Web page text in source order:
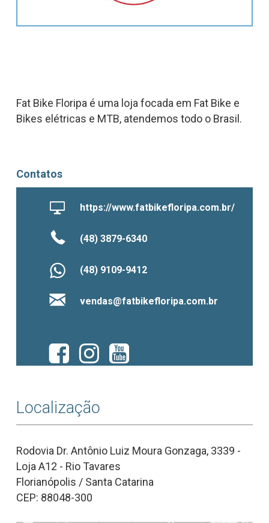
Fat Bike Floripa é uma loja focada em Fat Bike e
Bikes elétricas e MTB, atendemos todo o Brasil.
Contatos
https://www.fatbikefloripa.com.br/
(48) 3879-6340
(48) 9109-9412
vendas@fatbikefloripa.com.br
Localização
Rodovia Dr. Antônio Luiz Moura Gonzaga, 3339 -
Loja A12 - Rio Tavares
Florianópolis / Santa Catarina
CEP: 88048-300